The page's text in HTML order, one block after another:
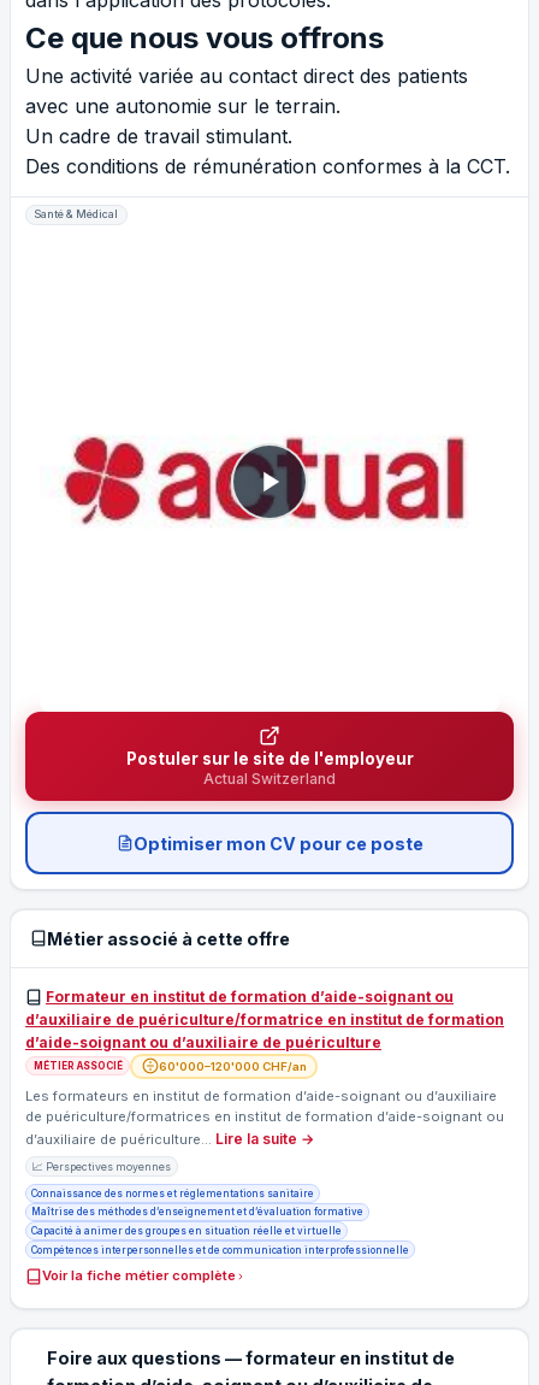
Ce que nous vous offrons
Une activité variée au contact direct des patients
avec une autonomie sur le terrain.
Un cadre de travail stimulant.
Des conditions de rémunération conformes à la CCT.
Santé & Médical
Postuler sur le site de l'employeur
Actual Switzerland
Optimiser mon CV pour ce poste
Métier associé à cette offre
Formateur en institut de formation d’aide-soignant ou
d’auxiliaire de puériculture/formatrice en institut de formation
d’aide-soignant ou d’auxiliaire de puériculture
MÉTIER ASSOCIÉ 60'000–120'000 CHF/an
Les formateurs en institut de formation d’aide-soignant ou d’auxiliaire
de puériculture/formatrices en institut de formation d’aide-soignant ou
d’auxiliaire de puériculture… Lire la suite →
📈 Perspectives moyennes
Connaissance des normes et réglementations sanitaire
Maîtrise des méthodes d’enseignement et d’évaluation formative
Capacité à animer des groupes en situation réelle et virtuelle
Compétences interpersonnelles et de communication interprofessionnelle
Voir la fiche métier complète
Foire aux questions — formateur en institut de